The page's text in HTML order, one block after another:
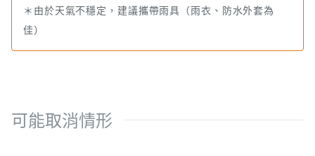
◆成團人數：
＊1人即可報名，8人成團，上限15人
＊由於天氣不穩定，建議攜帶雨具（雨衣、防水外套為
佳）
可能取消情形